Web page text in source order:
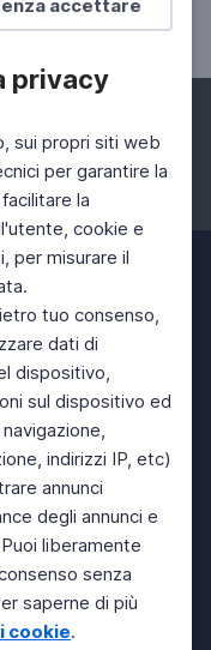
accettare
privacy
sui propri siti web
per garantire la
la
cookie e
per misurare il
tuo consenso,
dati di
dispositivo,
sul dispositivo ed
indirizzi IP, etc)
annunci
degli annunci e
liberamente
senza
saperne di più
cookie.
Twitter